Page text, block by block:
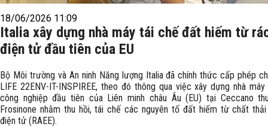
18/06/2026 11:09
Italia xây dựng nhà máy tái chế đất hiếm từ
điện tử đầu tiên của EU
Bộ Môi trường và An ninh Năng lượng Italia đã chính thức cấp phép
LIFE 22ENV-IT-INSPIREE, theo đó thông qua việc xây dựng nhà
công nghiệp đầu tiên của Liên minh châu Âu (EU) tại Ceccano
Frosinone nhằm thu hồi, tái chế các nguyên tố đất hiếm từ chất
điện tử (RAEE).